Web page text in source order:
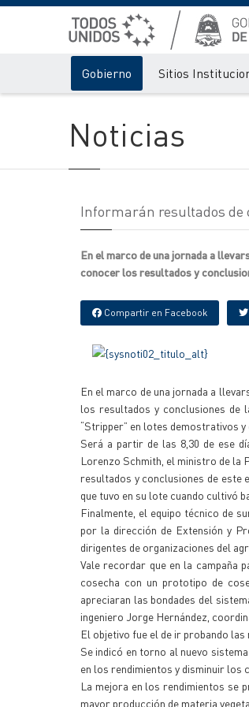
Gobierno Sitios
Noticias
Informarán resultados de
En el marco de una jornada a
conocer los resultados y
Compartir en Facebook
En el marco de una jornada a
los resultados y conclusiones de
“Stripper” en lotes demostrativos
Será a partir de las 8,30 de ese
Lorenzo Schmith, el ministro de la
resultados y conclusiones de este
que tuvo en su lote cuando cultivó
Finalmente, el equipo técnico de
por la dirección de Extensión y
dirigentes de organizaciones del
Vale recordar que en la campaña
cosecha con un prototipo de
apreciaran las bondades del
ingeniero Jorge Hernández,
El objetivo fue el de ir probando
Se indicó en torno al nuevo
en los rendimientos y disminuir los
La mejora en los rendimientos se
mayor producción de materia